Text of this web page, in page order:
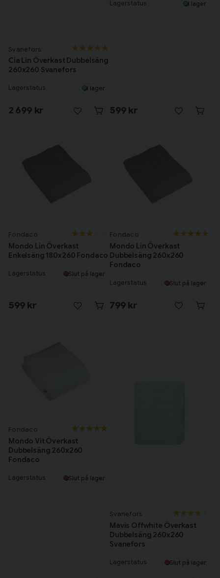
Svanefors
Cia Lin Överkast Dubbelsäng
260x260 Svanefors
Lagerstatus I lager
2 699 kr
Lagerstatus I lager
599 kr
Fondaco
Mondo Lin Överkast
Enkelsäng 180x260 Fondaco
Lagerstatus Slut på lager
599 kr
Fondaco
Mondo Lin Överkast
Dubbelsäng 260x260
Fondaco
Lagerstatus Slut på lager
799 kr
Fondaco
Mondo Vit Överkast
Dubbelsäng 260x260
Fondaco
Lagerstatus Slut på lager
Svanefors
Mavis Offwhite Överkast
Dubbelsäng 260x260
Svanefors
Lagerstatus Slut på lager